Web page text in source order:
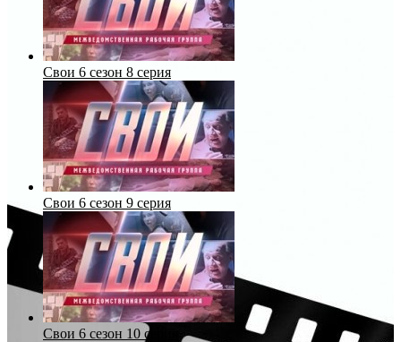
Свои 6 сезон 8 серия
Свои 6 сезон 9 серия
Свои 6 сезон 10 серия